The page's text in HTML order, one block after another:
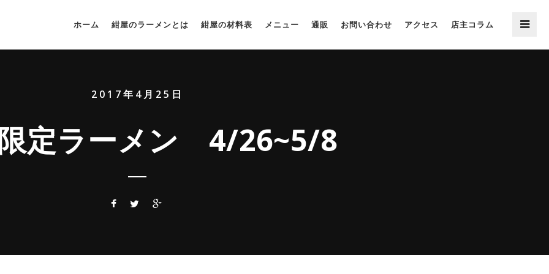
ホーム 紺屋のラーメンとは 紺屋の材料表 メニュー 通販 お問い合わせ アクセス 店主コラム
2017年4月25日
定ラーメン 4/26~5/8